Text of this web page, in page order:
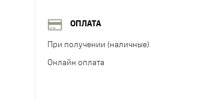
ОПЛАТА
При получении (наличные)
Онлайн оплата